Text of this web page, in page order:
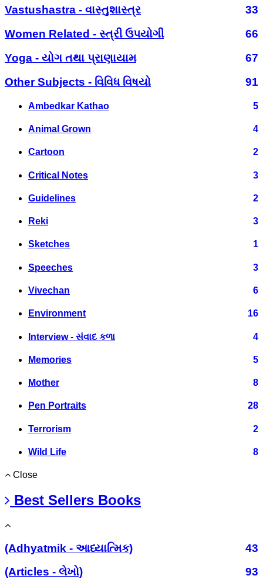
Vastushastra - વાસ્તુશાસ્ત્ર
33
Women Related - સ્ત્રી ઉપયોગી
66
Yoga - યોગ તથા પ્રાણાયામ
67
Other Subjects - વિવિધ વિષયો
91
Ambedkar Kathao 5
Animal Grown 4
Cartoon 2
Critical Notes 3
Guidelines 2
Reki 3
Sketches 1
Speeches 3
Vivechan 6
Environment 16
Interview - સંવાદ કળા 4
Memories 5
Mother 8
Pen Portraits 28
Terrorism 2
Wild Life 8
Close
Best Sellers Books
(Adhyatmik - આધ્યાત્મિક)
43
(Articles - લેખો)
93